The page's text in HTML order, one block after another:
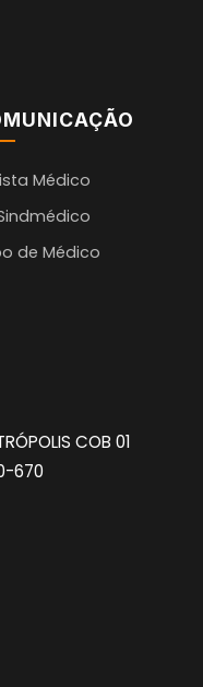
Médico
de Médico
COB 01
670